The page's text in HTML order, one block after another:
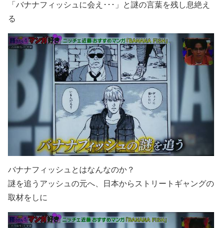
「バナナフィッシュに会え･･･」と謎の言葉を残し息絶え
る
バナナフィッシュとはなんなのか？
謎を追うアッシュの元へ、日本からストリートギャングの
取材をしに